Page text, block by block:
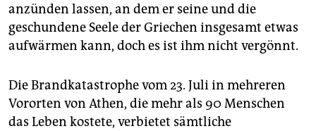
anzünden lassen, an dem er seine und die
geschundene Seele der Griechen insgesamt etwas
aufwärmen kann, doch es ist ihm nicht vergönnt.
Die Brandkatastrophe vom 23. Juli in mehreren
Vororten von Athen, die mehr als 90 Menschen
das Leben kostete, verbietet sämtliche